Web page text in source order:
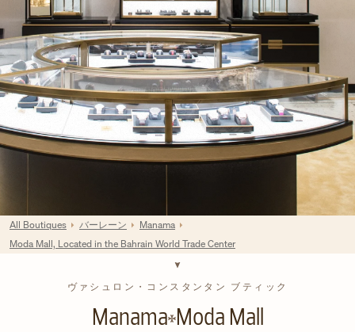
ヴァシュロン・コンスタンタン ブティック
Manama Moda Mall
All Boutiques バーレーン
Manama
Moda Mall, Located in the Bahrain World Trade Center